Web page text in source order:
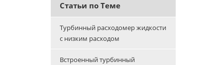
Статьи по Теме
Турбинный расходомер жидкости
с низким расходом
Встроенный турбинный